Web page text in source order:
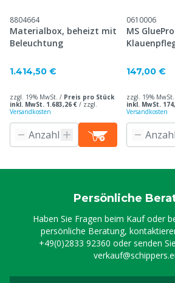
8804664
Materialbox, beheizt mit
Beleuchtung
1.414,50 €
zzgl. 19% MwSt. / Preis pro Stück
inkl. MwSt. 1.683,26 € / zzgl.
Versandkosten
0610006
MS
147,00 €
zzgl. 19%
inkl. MwSt.
Versandkosten
Persönliche
Haben Sie Fragen beim Kauf oder
persönliche Beratung,
+49(0)2833 92360 oder senden